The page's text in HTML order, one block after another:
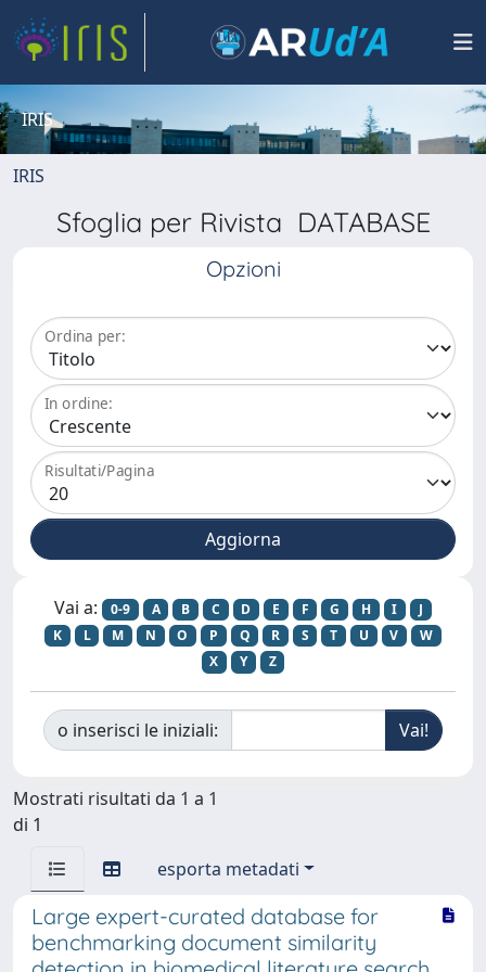
IRIS
IRIS
Sfoglia per Rivista DATABASE
Opzioni
Ordina per:
In ordine:
Risultati/Pagina
Vai a: 0-9 A B C D E F G H I
J
K
L M N O P Q R S T U V
W
X
Y Z
o inserisci le iniziali:
Mostrati risultati da 1 a 1
di 1
esporta metadati
Large expert-curated database for
benchmarking document similarity